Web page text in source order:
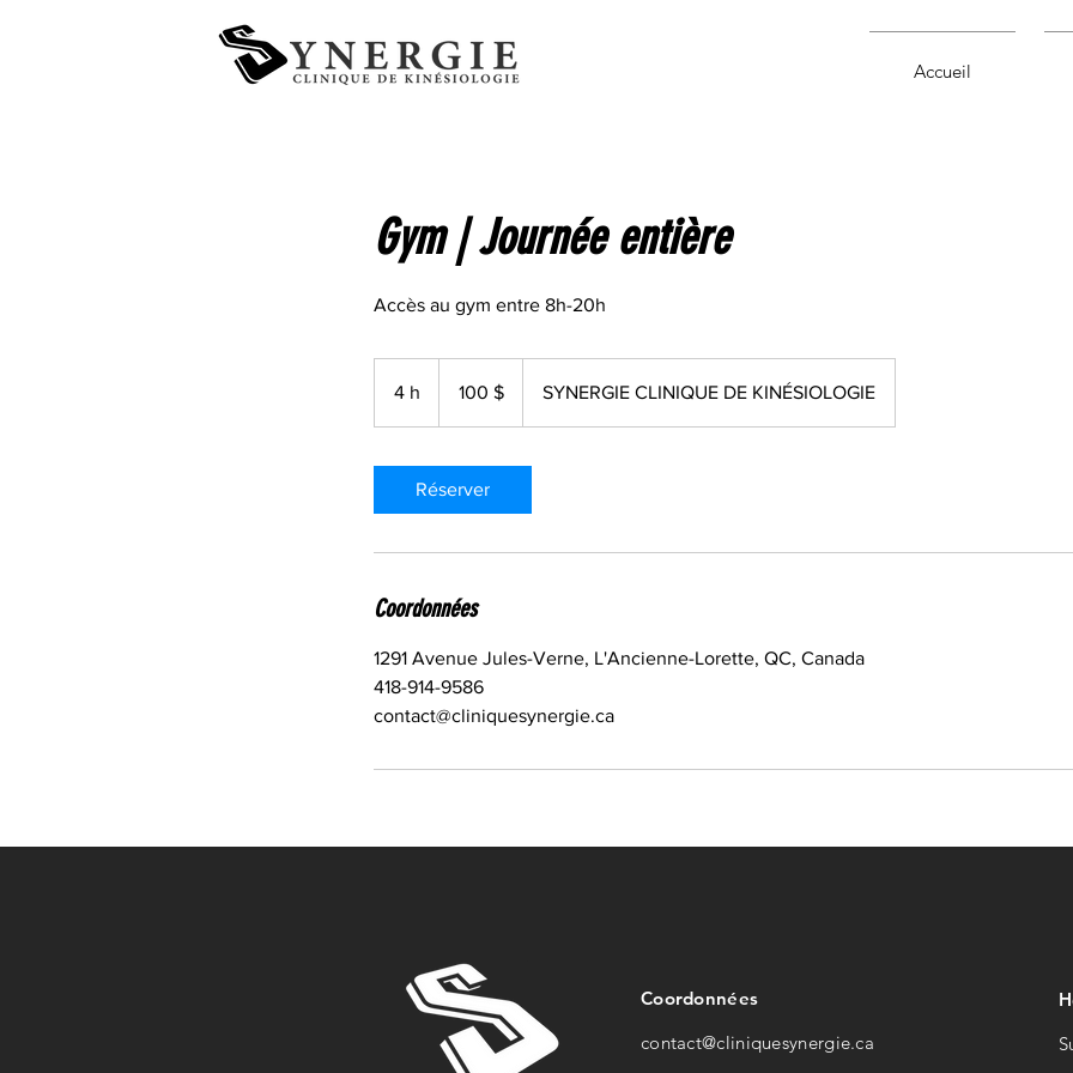
Accueil
Gym | Journée entière
Accès au gym entre 8h-20h
4 h 100 $ SYNERGIE CLINIQUE DE KINÉSIOLOGIE
Réserver
Coordonnées
1291 Avenue Jules-Verne, L'Ancienne-Lorette, QC, Canada
418-914-9586
contact@cliniquesynergie.ca
Coordonnées
contact@cliniquesynergie.ca